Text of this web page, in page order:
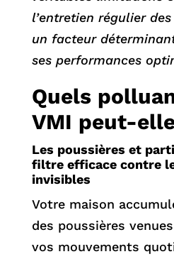
l’entretien régulier
un facteur
ses performances
Quels
VMI peut-
Les poussières et
filtre efficace contre
invisibles
Votre maison
des poussières
vos mouvements